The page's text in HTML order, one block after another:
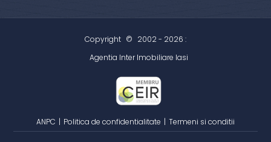
Copyright © 2002 - 2026 :
Agentia Inter Imobiliare Iasi
ANPC | Politica de confidentialitate | Termeni si conditii